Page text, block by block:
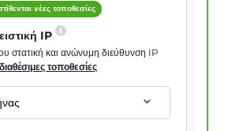
νέες τοποθεσίες
IP
στατική και ανώνυμη διεύθυνση IP
τοποθεσίες